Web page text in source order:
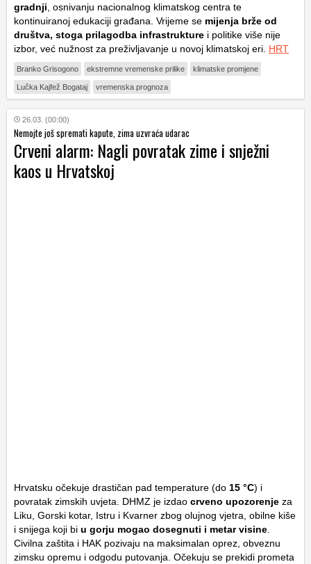
gradnji , osnivanju nacionalnog klimatskog centra te
kontinuiranoj edukaciji građana. Vrijeme se mijenja brže od
društva, stoga prilagodba infrastrukture i politike više nije
izbor, već nužnost za preživljavanje u novoj klimatskoj eri. HRT
Branko Grisogono ekstremne vremenske prilike klimatske promjene
Lučka Kajfež Bogataj vremenska prognoza
26.03. (00:00)
Nemojte još spremati kapute, zima uzvraća udarac
Crveni alarm: Nagli povratak zime i snježni
kaos u Hrvatskoj
Hrvatsku očekuje drastičan pad temperature (do 15 °C) i
povratak zimskih uvjeta. DHMZ je izdao crveno upozorenje za
Liku, Gorski kotar, Istru i Kvarner zbog olujnog vjetra, obilne kiše
i snijega koji bi u gorju mogao dosegnuti i metar visine
Civilna zaštita i HAK pozivaju na maksimalan oprez, obveznu
zimsku opremu i odgodu putovanja. Očekuju se prekidi prometa